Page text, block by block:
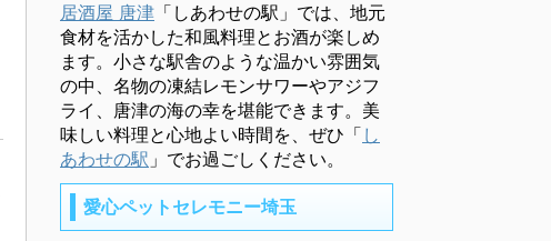
居酒屋 唐津 「しあわせの駅」では、地元
食材を活かした和風料理とお酒が楽しめ
ます。小さな駅舎のような温かい雰囲気
の中、名物の凍結レモンサワーやアジフ
ライ、唐津の海の幸を堪能できます。美
味しい料理と心地よい時間を、ぜひ「 し
あわせの駅 」でお過ごしください。
愛心ペットセレモニー埼玉